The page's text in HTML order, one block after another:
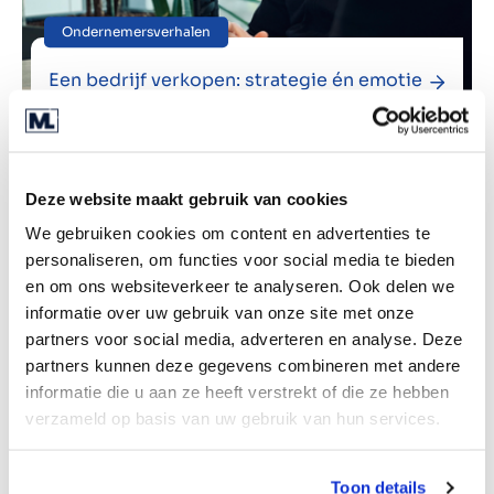
Deze website maakt gebruik van cookies
We gebruiken cookies om content en advertenties te
personaliseren, om functies voor social media te bieden
en om ons websiteverkeer te analyseren. Ook delen we
informatie over uw gebruik van onze site met onze
partners voor social media, adverteren en analyse. Deze
partners kunnen deze gegevens combineren met andere
informatie die u aan ze heeft verstrekt of die ze hebben
verzameld op basis van uw gebruik van hun services.
Toon details
Ondernemersverhalen
Een bedrijf verkopen: strategie én emotie